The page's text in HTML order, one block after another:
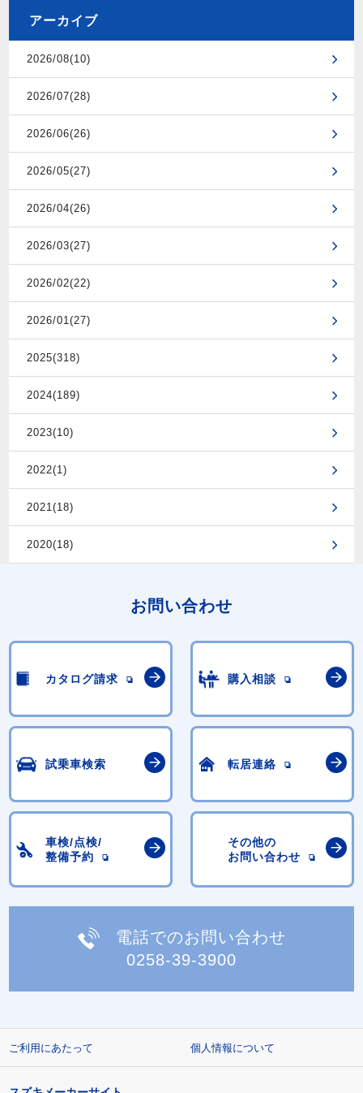
アーカイブ
2026/08(10)
2026/07(28)
2026/06(26)
2026/05(27)
2026/04(26)
2026/03(27)
2026/02(22)
2026/01(27)
2025(318)
2024(189)
2023(10)
2022(1)
2021(18)
2020(18)
お問い合わせ
カタログ請求 購入相談
試乗車検索 転居連絡
車検/点検/
整備予約
その他の
お問い合わせ
電話でのお問い合わせ
0258-39-3900
ご利用にあたって 個人情報について